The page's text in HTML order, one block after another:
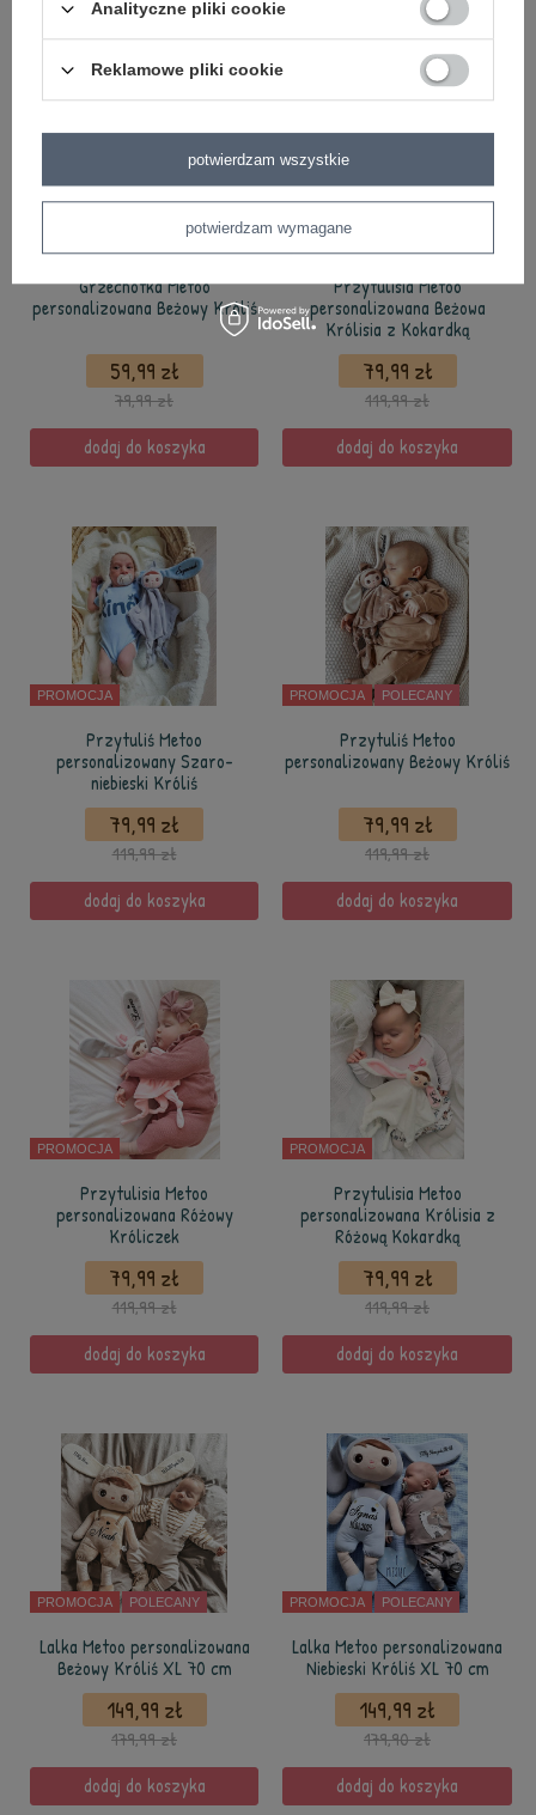
NOWOŚĆ
Grzechotka Metoo
personalizowana Beżowy Króliś
59,99 zł
79,99 zł
dodaj do koszyka
PROMOCJA
Przytulisia Metoo
personalizowana Beżowa
Królisia z Kokardką
79,99 zł
119,99 zł
dodaj do koszyka
PROMOCJA
Przytuliś Metoo
personalizowany Szaro-
niebieski Króliś
79,99 zł
119,99 zł
dodaj do koszyka
PROMOCJA POLECANY
Przytuliś Metoo
personalizowany Beżowy Króliś
79,99 zł
119,99 zł
dodaj do koszyka
PROMOCJA
Przytulisia Metoo
personalizowana Różowy
Króliczek
79,99 zł
119,99 zł
dodaj do koszyka
PROMOCJA
Przytulisia Metoo
personalizowana Królisia z
Różową Kokardką
79,99 zł
119,99 zł
dodaj do koszyka
PROMOCJA POLECANY
Lalka Metoo personalizowana
Beżowy Króliś XL 70 cm
149,99 zł
179,99 zł
dodaj do koszyka
PROMOCJA POLECANY
Lalka Metoo personalizowana
Niebieski Króliś XL 70 cm
149,99 zł
179,90 zł
dodaj do koszyka
Analityczne pliki cookie
Reklamowe pliki cookie
potwierdzam wymagane
potwierdzam wszystkie